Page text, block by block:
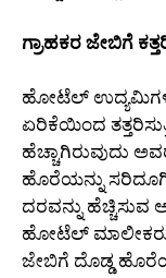
ಗ್ರಾಹಕರ ಜೇಬಿಗೆ
ಹೋಟೆಲ್ ಉದ್ಯಮಿಗಳು
ಏರಿಕೆಯಿಂದ
ಹೆಚ್ಚಾಗಿರುವುದು
ಹೊರೆಯನ್ನು
ದರವನ್ನು
ಹೋಟೆಲ್
ಜೇಬಿಗೆ ದೊಡ್ಡ